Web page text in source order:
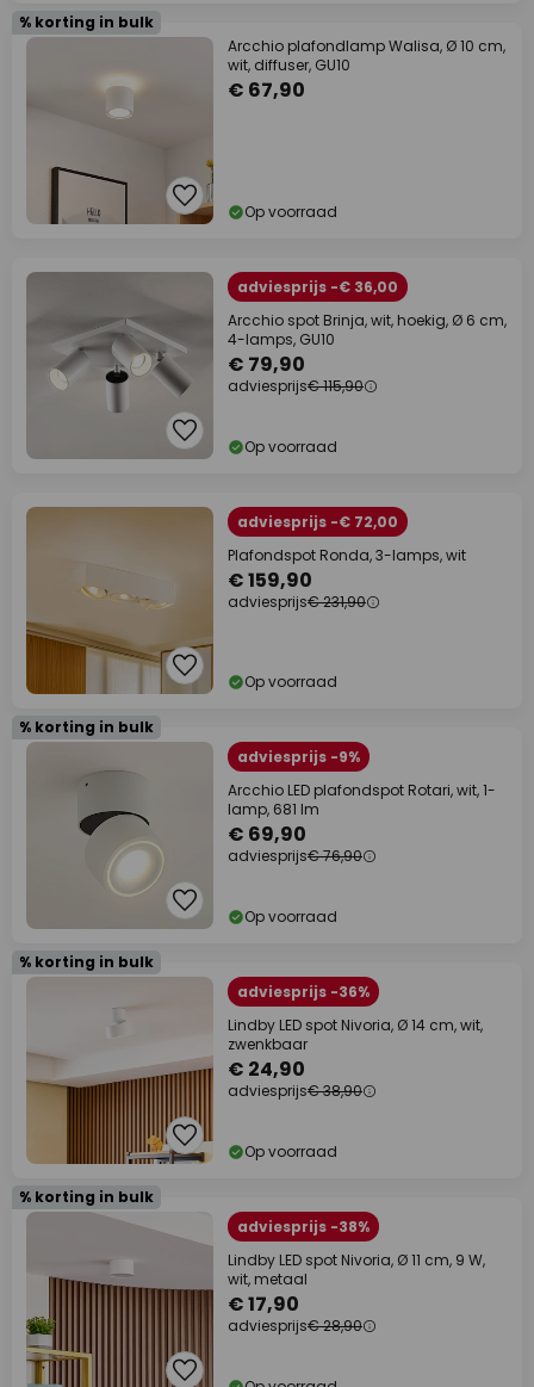
% korting in bulk
Arcchio plafondlamp Walisa, Ø 10 cm,
wit, diffuser, GU10
€ 67,90
Op voorraad
adviesprijs -€ 36,00
Arcchio spot Brinja, wit, hoekig, Ø 6 cm,
4-lamps, GU10
€ 79,90
adviesprijs€ 115,90
Op voorraad
adviesprijs -€ 72,00
Plafondspot Ronda, 3-lamps, wit
€ 159,90
adviesprijs€ 231,90
Op voorraad
% korting in bulk
adviesprijs -9%
Arcchio LED plafondspot Rotari, wit, 1-
lamp, 681 lm
€ 69,90
adviesprijs€ 76,90
Op voorraad
% korting in bulk
adviesprijs -36%
Lindby LED spot Nivoria, Ø 14 cm, wit,
zwenkbaar
€ 24,90
adviesprijs€ 38,90
Op voorraad
% korting in bulk
adviesprijs -38%
Lindby LED spot Nivoria, Ø 11 cm, 9 W,
wit, metaal
€ 17,90
adviesprijs€ 28,90